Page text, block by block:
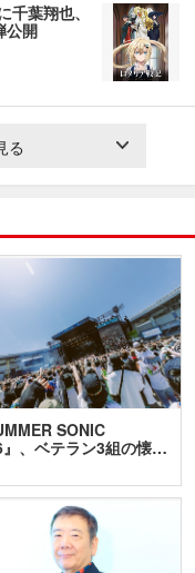
葉翔也、
公開
る
SONIC
、ベテラン3組の懐…